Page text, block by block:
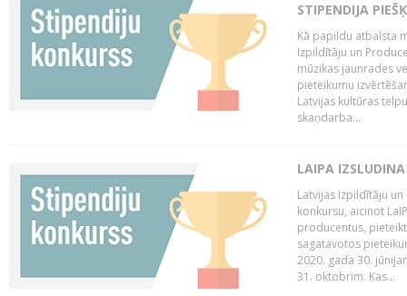
STIPENDIJA
Kā papildu atbalsta
Izpildītāju un
mūzikas jaunrades
pieteikumu
Latvijas kultūras
skaņdarba...
LAIPA
Latvijas Izpildītāju
konkursu, aicinot
producentus,
sagatavotos
2020. gada 30.
31. oktobrim. Kas...